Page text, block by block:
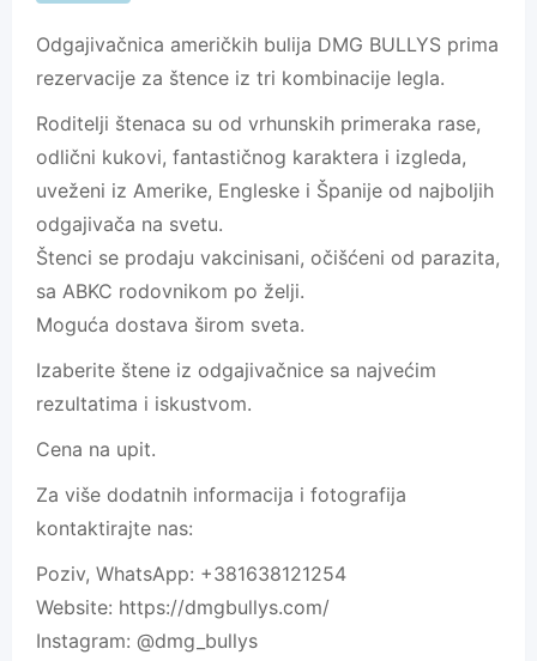
Odgajivačnica američkih bulija DMG BULLYS prima
rezervacije za štence iz tri kombinacije legla.
Roditelji štenaca su od vrhunskih primeraka rase,
odlični kukovi, fantastičnog karaktera i izgleda,
uveženi iz Amerike, Engleske i Španije od najboljih
odgajivača na svetu.
Štenci se prodaju vakcinisani, očišćeni od parazita,
sa ABKC rodovnikom po želji.
Moguća dostava širom sveta.
Izaberite štene iz odgajivačnice sa najvećim
rezultatima i iskustvom.
Cena na upit.
Za više dodatnih informacija i fotografija
kontaktirajte nas:
Poziv, WhatsApp: +381638121254
Website: https://dmgbullys.com/
Instagram: @dmg_bullys